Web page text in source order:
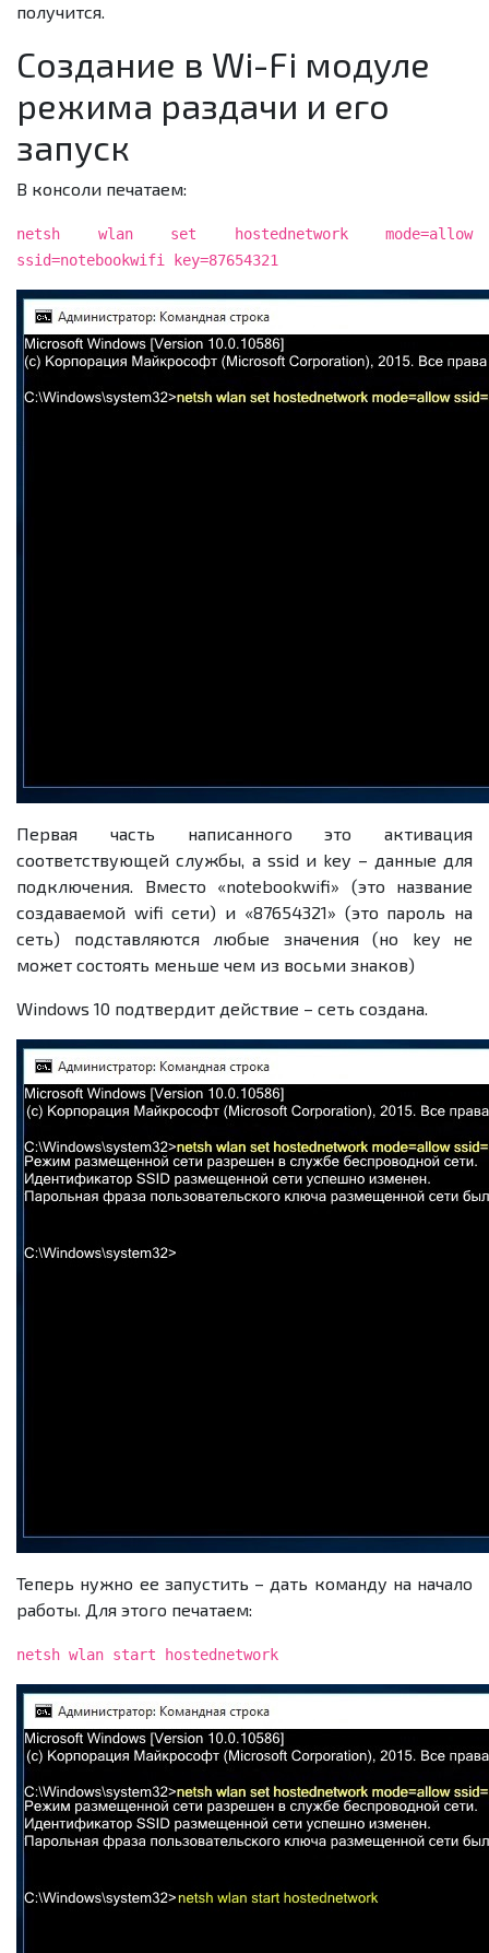
получится.
Создание в Wi-Fi модуле
режима раздачи и его
запуск
В консоли печатаем:
netsh wlan set hostednetwork mode=allow
ssid=notebookwifi key=87654321
Первая часть написанного это активация
соответствующей службы, а ssid и key – данные для
подключения. Вместо «notebookwifi» (это название
создаваемой wifi сети) и «87654321» (это пароль на
сеть) подставляются любые значения (но key не
может состоять меньше чем из восьми знаков)
Windows 10 подтвердит действие – сеть создана.
Теперь нужно ее запустить – дать команду на начало
работы. Для этого печатаем:
netsh wlan start hostednetwork